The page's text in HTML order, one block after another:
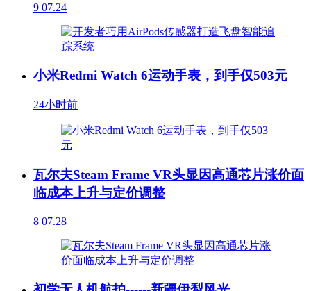
9 07.24
小米Redmi Watch 6运动手表，到手仅503元
24小时前
瓦尔夫Steam Frame VR头显因高通芯片涨价面
临成本上升与定价调整
8 07.28